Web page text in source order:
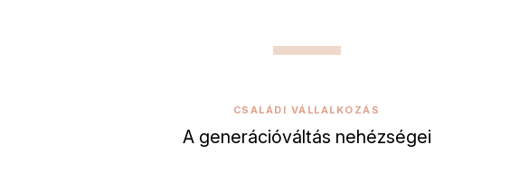
CSALÁDI VÁLLALKOZÁS
A generációváltás nehézségei